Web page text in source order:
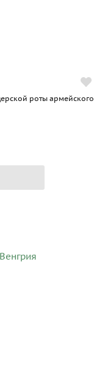
роты армейского